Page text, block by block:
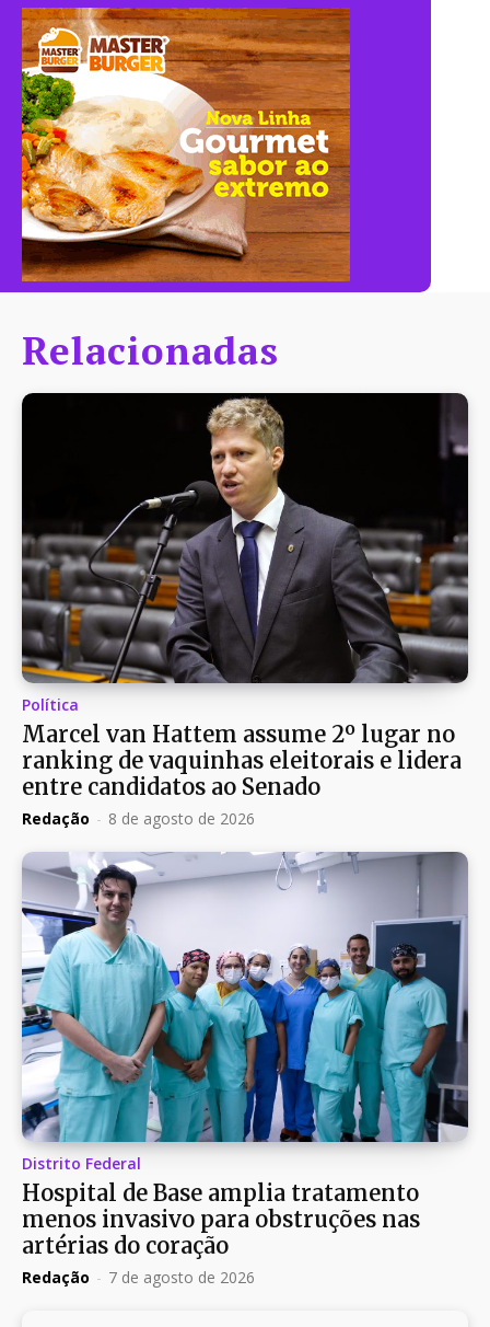
Relacionadas
Política
Marcel van Hattem assume 2º lugar no
ranking de vaquinhas eleitorais e lidera
entre candidatos ao Senado
Redação - 8 de agosto de 2026
Distrito Federal
Hospital de Base amplia tratamento
menos invasivo para obstruções nas
artérias do coração
Redação - 7 de agosto de 2026